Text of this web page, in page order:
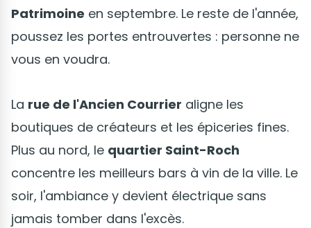
Patrimoine en septembre. Le reste de l'année,
poussez les portes entrouvertes : personne ne
vous en voudra.
La rue de l'Ancien Courrier aligne les
boutiques de créateurs et les épiceries fines.
Plus au nord, le quartier Saint-Roch
concentre les meilleurs bars à vin de la ville. Le
soir, l'ambiance y devient électrique sans
jamais tomber dans l'excès.